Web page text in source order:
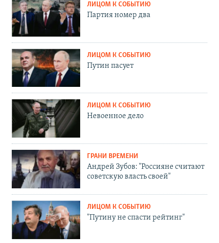
ЛИЦОМ К СОБЫТИЮ
Партия номер два
ЛИЦОМ К СОБЫТИЮ
Путин пасует
ЛИЦОМ К СОБЫТИЮ
Невоенное дело
ГРАНИ ВРЕМЕНИ
Андрей Зубов: "Россияне считают
советскую власть своей"
ЛИЦОМ К СОБЫТИЮ
"Путину не спасти рейтинг"